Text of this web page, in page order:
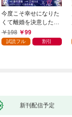
今度こそ幸せになりた
くて離婚を決意したと
ころ、無表情な旦那様
が「愛してる」と言っ
198 99
試読フル 割引
新刊配信予定